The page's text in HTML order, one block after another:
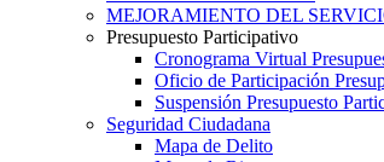
MEJORAMIENTO DEL
Presupuesto Participativo
Cronograma Virtual
Oficio de Participación
Suspensión Presupuesto
Seguridad Ciudadana
Mapa de Delito